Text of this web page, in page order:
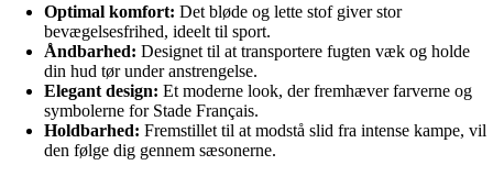
Optimal komfort: Det bløde og lette stof giver stor
bevægelsesfrihed, ideelt til sport.
Åndbarhed: Designet til at transportere fugten væk og holde
din hud tør under anstrengelse.
Elegant design: Et moderne look, der fremhæver farverne og
symbolerne for Stade Français.
Holdbarhed: Fremstillet til at modstå slid fra intense kampe, vil
den følge dig gennem sæsonerne.